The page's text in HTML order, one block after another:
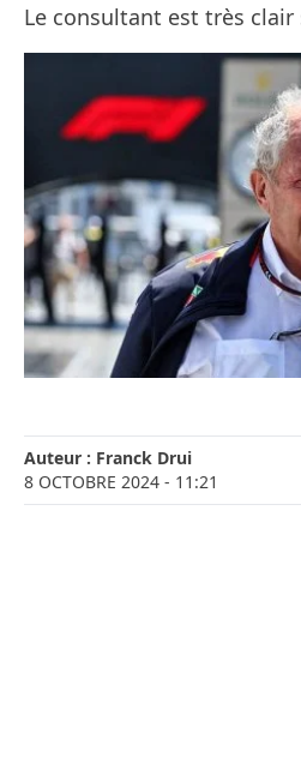
Le consultant est très
Auteur : Franck Drui
8 OCTOBRE 2024 - 11:21